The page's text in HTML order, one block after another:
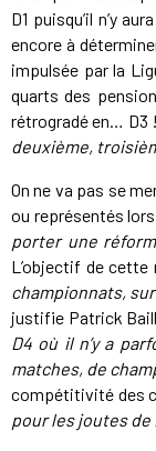
D1 puisqu’il n’y
encore à
impulsée par la
quarts des
rétrogradé en… D3 !
deuxième,
On ne va pas se
ou représentés lors
porter une
L’objectif de
championnats,
justifie Patrick
D4 où il n’y a
matches, de
compétitivité des
pour les joutes de